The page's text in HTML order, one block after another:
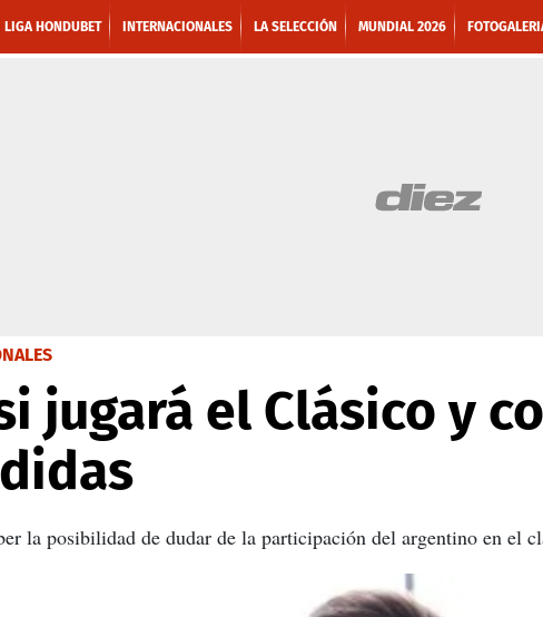
LIGA HONDUBET INTERNACIONALES LA SELECCIÓN MUNDIAL 2026
jugará el Clásico y
la posibilidad de dudar de la participación del argentino en el